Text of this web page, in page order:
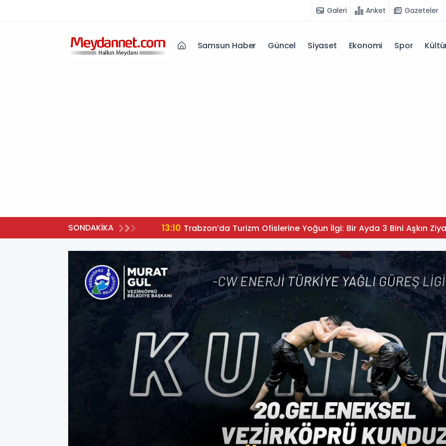
Galeri Anket Gazeteler
Samsun Haber Güncel Siyaset Ekonomi Spor
SONDAKİKA 13:10 Trabzon’da Turizm Ofislerine Yoğun İlgi: Bir Ayda 3 Bini Aşkın